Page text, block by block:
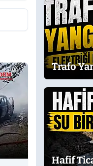
Trafo
Hafif